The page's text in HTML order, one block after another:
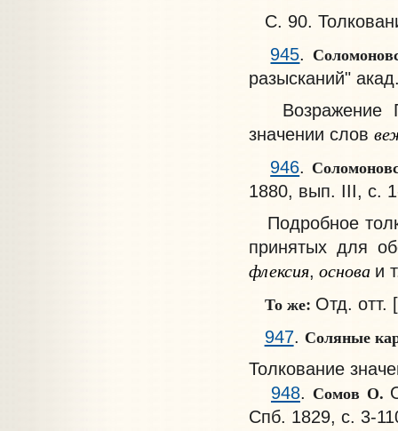
С. 90.
945
разысканий"
Возражение
значении слов
946.
1880, вып. III, с.
Подробное
принятых для
флексия, основа и
То же: Отд. отт.
947. Соляные
Толкование
948. Сомов О.
Спб. 1829, с. 3-